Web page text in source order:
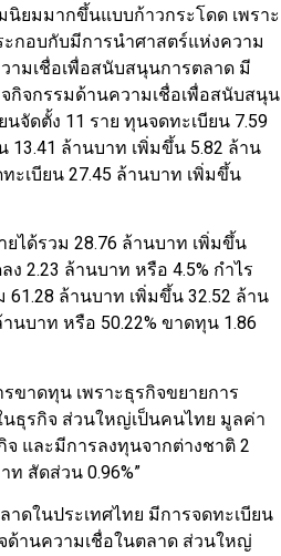
นิยมมากขึ้นแบบก้าวกระโดด เพราะ
ะกอบกับมีการนำศาสตร์แห่งความ
ามเชื่อเพื่อสนับสนุนการตลาด มี
กิจกรรมด้านความเชื่อเพื่อสนับสนุน
จัดตั้ง 11 ราย ทุนจดทะเบียน 7.59
13.41 ล้านบาท เพิ่มขึ้น 5.82 ล้าน
ะเบียน 27.45 ล้านบาท เพิ่มขึ้น
ได้รวม 28.76 ล้านบาท เพิ่มขึ้น
2.23 ล้านบาท หรือ 4.5% กำไร
61.28 ล้านบาท เพิ่มขึ้น 32.52 ล้าน
นบาท หรือ 50.22% ขาดทุน 1.86
ขาดทุน เพราะธุรกิจขยายการ
นธุรกิจ ส่วนใหญ่เป็นคนไทย มูลค่า
จ และมีการลงทุนจากต่างชาติ 2
ท สัดส่วน 0.96%”
ดในประเทศไทย มีการจดทะเบียน
ด้านความเชื่อในตลาด ส่วนใหญ่